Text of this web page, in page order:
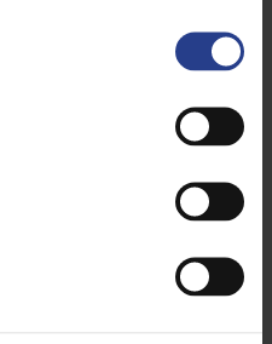
till automatiskt.